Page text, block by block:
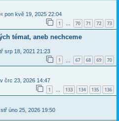
pon kvě 19, 2025 22:04
1 … 70 71 72 73
témat, aneb nechceme
srp 18, 2021 21:23
1 67 68 69 70
črc 23, 2026 14:47
1 … 133 134 135 136
stř úno 25, 2026 19:50